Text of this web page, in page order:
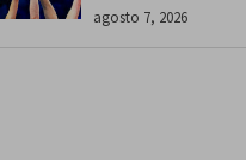
agosto 7, 2026